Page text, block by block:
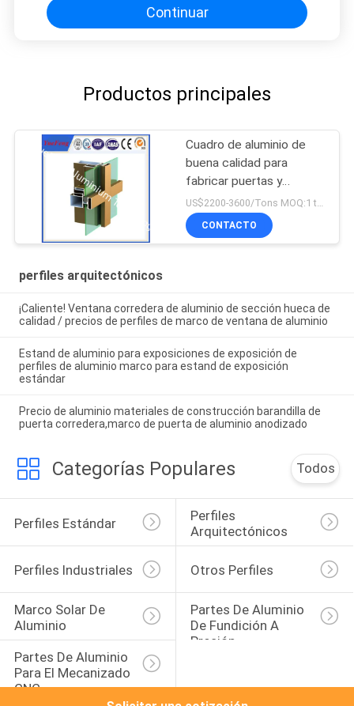
Continuar
Productos principales
Cuadro de aluminio de
buena calidad para
fabricar puertas y
ventanas de fábrica de
China
CONTACTO
perfiles arquitectónicos
¡Caliente! Ventana corredera de aluminio de sección hueca de
calidad / precios de perfiles de marco de ventana de aluminio
Estand de aluminio para exposiciones de exposición de
perfiles de aluminio marco para estand de exposición
estándar
Precio de aluminio materiales de construcción barandilla de
puerta corredera,marco de puerta de aluminio anodizado
Categorías Populares Todos
Perfiles Estándar
Perfiles
Arquitectónicos
Perfiles Industriales Otros Perfiles
Marco Solar De
Aluminio
Partes De Aluminio
De Fundición A
Presión
Partes De Aluminio
Para El Mecanizado
CNC